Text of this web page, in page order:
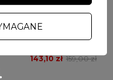
PROMOCJA
47 BRAND
Windham Suede
159,00 zł
143,10 zł